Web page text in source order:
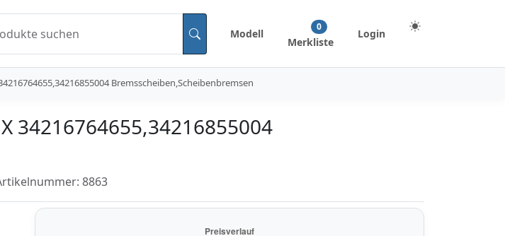
Modell
0
Merkliste
Login
suchen
Bremsscheiben,Scheibenbremsen
34216764655,34216855004
8863